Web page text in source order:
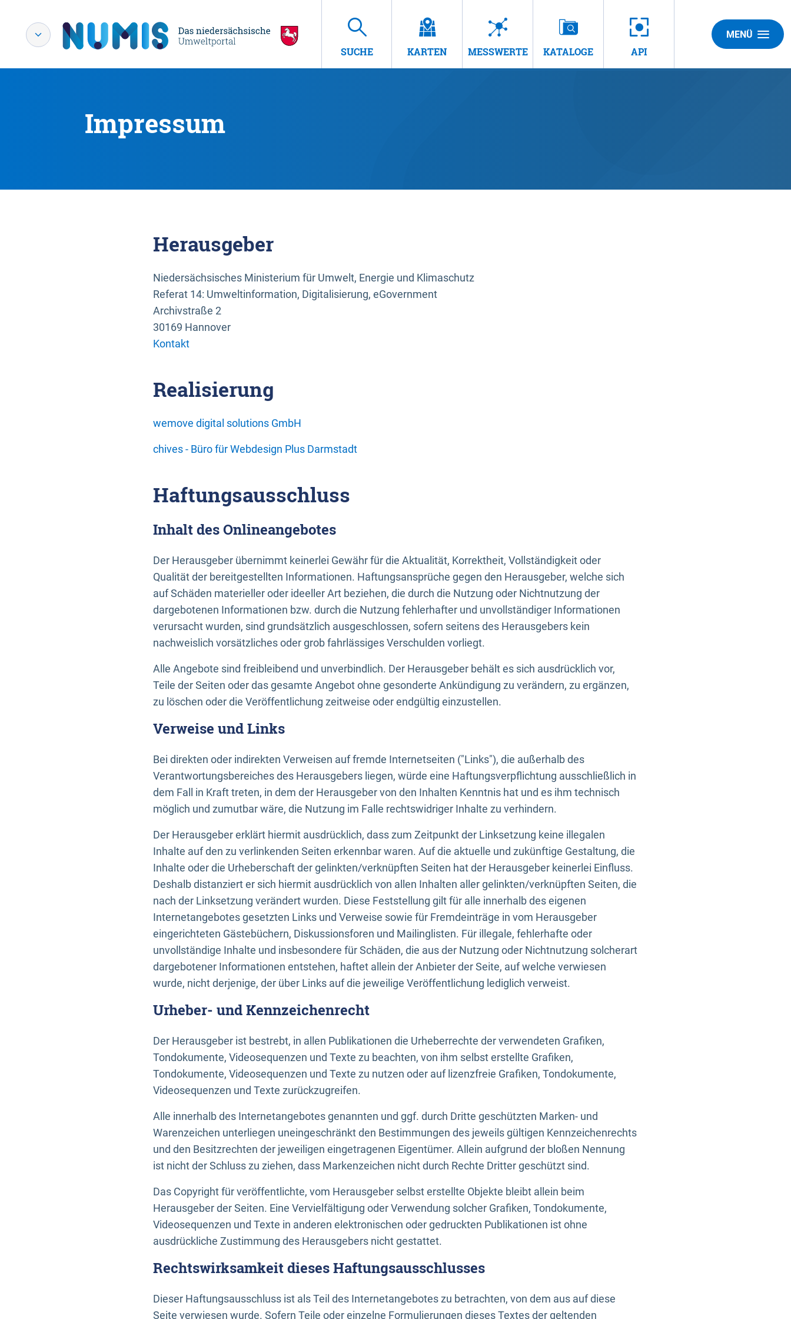
SUCHE KARTEN MESSWERTE KATALOGE API
MENÜ
Impressum
Herausgeber
Niedersächsisches Ministerium für Umwelt, Energie und Klimaschutz
Referat 14: Umweltinformation, Digitalisierung, eGovernment
Archivstraße 2
30169 Hannover
Kontakt
Realisierung
wemove digital solutions GmbH
chives - Büro für Webdesign Plus Darmstadt
Haftungsausschluss
Inhalt des Onlineangebotes
Der Herausgeber übernimmt keinerlei Gewähr für die Aktualität, Korrektheit, Vollständigkeit oder
Qualität der bereitgestellten Informationen. Haftungsansprüche gegen den Herausgeber, welche sich
auf Schäden materieller oder ideeller Art beziehen, die durch die Nutzung oder Nichtnutzung der
dargebotenen Informationen bzw. durch die Nutzung fehlerhafter und unvollständiger Informationen
verursacht wurden, sind grundsätzlich ausgeschlossen, sofern seitens des Herausgebers kein
nachweislich vorsätzliches oder grob fahrlässiges Verschulden vorliegt.
Alle Angebote sind freibleibend und unverbindlich. Der Herausgeber behält es sich ausdrücklich vor,
Teile der Seiten oder das gesamte Angebot ohne gesonderte Ankündigung zu verändern, zu ergänzen,
zu löschen oder die Veröffentlichung zeitweise oder endgültig einzustellen.
Verweise und Links
Bei direkten oder indirekten Verweisen auf fremde Internetseiten ("Links"), die außerhalb des
Verantwortungsbereiches des Herausgebers liegen, würde eine Haftungsverpflichtung ausschließlich in
dem Fall in Kraft treten, in dem der Herausgeber von den Inhalten Kenntnis hat und es ihm technisch
möglich und zumutbar wäre, die Nutzung im Falle rechtswidriger Inhalte zu verhindern.
Der Herausgeber erklärt hiermit ausdrücklich, dass zum Zeitpunkt der Linksetzung keine illegalen
Inhalte auf den zu verlinkenden Seiten erkennbar waren. Auf die aktuelle und zukünftige Gestaltung, die
Inhalte oder die Urheberschaft der gelinkten/verknüpften Seiten hat der Herausgeber keinerlei Einfluss.
Deshalb distanziert er sich hiermit ausdrücklich von allen Inhalten aller gelinkten/verknüpften Seiten, die
nach der Linksetzung verändert wurden. Diese Feststellung gilt für alle innerhalb des eigenen
Internetangebotes gesetzten Links und Verweise sowie für Fremdeinträge in vom Herausgeber
eingerichteten Gästebüchern, Diskussionsforen und Mailinglisten. Für illegale, fehlerhafte oder
unvollständige Inhalte und insbesondere für Schäden, die aus der Nutzung oder Nichtnutzung solcherart
dargebotener Informationen entstehen, haftet allein der Anbieter der Seite, auf welche verwiesen
wurde, nicht derjenige, der über Links auf die jeweilige Veröffentlichung lediglich verweist.
Urheber- und Kennzeichenrecht
Der Herausgeber ist bestrebt, in allen Publikationen die Urheberrechte der verwendeten Grafiken,
Tondokumente, Videosequenzen und Texte zu beachten, von ihm selbst erstellte Grafiken,
Tondokumente, Videosequenzen und Texte zu nutzen oder auf lizenzfreie Grafiken, Tondokumente,
Videosequenzen und Texte zurückzugreifen.
Alle innerhalb des Internetangebotes genannten und ggf. durch Dritte geschützten Marken- und
Warenzeichen unterliegen uneingeschränkt den Bestimmungen des jeweils gültigen Kennzeichenrechts
und den Besitzrechten der jeweiligen eingetragenen Eigentümer. Allein aufgrund der bloßen Nennung
ist nicht der Schluss zu ziehen, dass Markenzeichen nicht durch Rechte Dritter geschützt sind.
Das Copyright für veröffentlichte, vom Herausgeber selbst erstellte Objekte bleibt allein beim
Herausgeber der Seiten. Eine Vervielfältigung oder Verwendung solcher Grafiken, Tondokumente,
Videosequenzen und Texte in anderen elektronischen oder gedruckten Publikationen ist ohne
ausdrückliche Zustimmung des Herausgebers nicht gestattet.
Rechtswirksamkeit dieses Haftungsausschlusses
Dieser Haftungsausschluss ist als Teil des Internetangebotes zu betrachten, von dem aus auf diese
Seite verwiesen wurde. Sofern Teile oder einzelne Formulierungen dieses Textes der geltenden